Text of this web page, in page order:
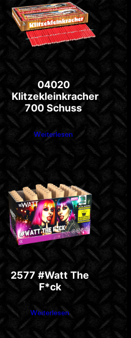
04020
Klitzekleinkracher
700 Schuss
Weiterlesen
2577 #Watt The
F*ck
Weiterlesen